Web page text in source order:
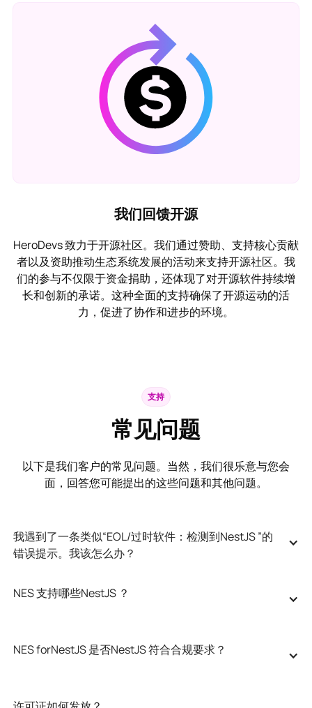
我们回馈开源
HeroDevs 致力于开源社区。我们通过赞助、支持核心贡献
者以及资助推动生态系统发展的活动来支持开源社区。我
们的参与不仅限于资金捐助，还体现了对开源软件持续增
长和创新的承诺。这种全面的支持确保了开源运动的活
力，促进了协作和进步的环境。
支持
常见问题
以下是我们客户的常见问题。当然，我们很乐意与您会
面，回答您可能提出的这些问题和其他问题。
我遇到了一条类似“EOL/过时软件：检测到NestJS ”的
错误提示。我该怎么办？
NES 支持哪些NestJS ？
NES forNestJS 是否NestJS 符合合规要求？